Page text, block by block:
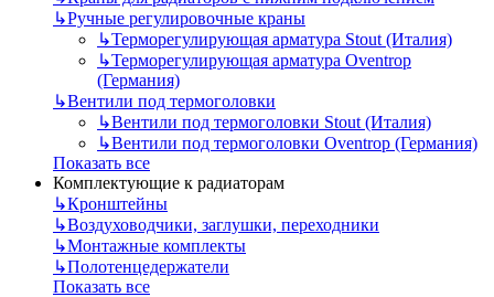
↳Ручные регулировочные краны
↳Терморегулирующая арматура Stout (Италия)
↳Терморегулирующая арматура Oventrop
(Германия)
↳Вентили под термоголовки
↳Вентили под термоголовки Stout (Италия)
↳Вентили под термоголовки Oventrop (Германия)
Показать все
Комплектующие к радиаторам
↳Кронштейны
↳Воздуховодчики, заглушки, переходники
↳Монтажные комплекты
↳Полотенцедержатели
Показать все